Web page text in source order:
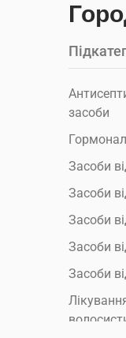
засоби
Засоби
Засоби
Засоби
Засоби
Засоби